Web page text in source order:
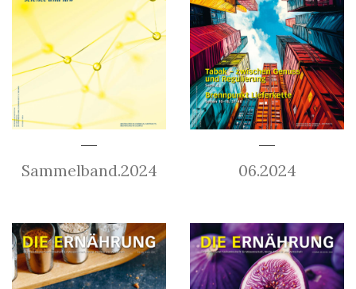
Sammelband.2024 06.2024